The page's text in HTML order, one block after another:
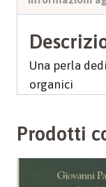
Una perla
organici
Prodotti